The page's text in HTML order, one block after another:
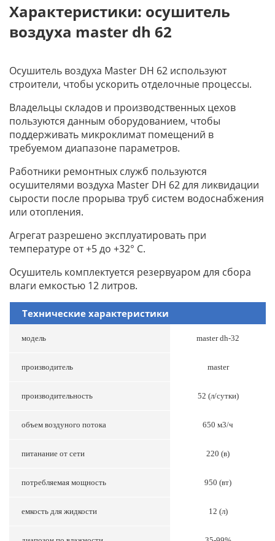
Характеристики: осушитель
воздуха master dh 62
Осушитель воздуха Master DH 62 используют
строители, чтобы ускорить отделочные процессы.
Владельцы складов и производственных цехов
пользуются данным оборудованием, чтобы
поддерживать микроклимат помещений в
требуемом диапазоне параметров.
Работники ремонтных служб пользуются
осушителями воздуха Master DH 62 для ликвидации
сырости после прорыва труб систем водоснабжения
или отопления.
Агрегат разрешено эксплуатировать при
температуре от +5 до +32° C.
Осушитель комплектуется резервуаром для сбора
влаги емкостью 12 литров.
Технические характеристики
модель master dh-32
производитель master
производительность 52 (л/сутки)
объем воздуного потока 650 м3/ч
питанание от сети 220 (в)
потребляемая мощность 950 (вт)
емкость для жидкости 12 (л)